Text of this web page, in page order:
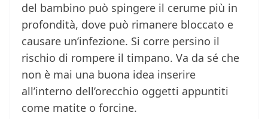
del bambino può spingere il cerume più in
profondità, dove può rimanere bloccato e
causare un’infezione. Si corre persino il
rischio di rompere il timpano. Va da sé che
non è mai una buona idea inserire
all’interno dell’orecchio oggetti appuntiti
come matite o forcine.